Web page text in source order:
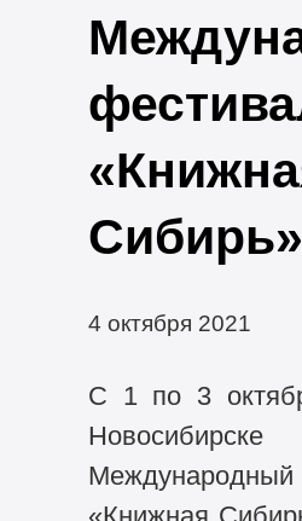
Сибирь»
4 октября 2021
С 1 по 3